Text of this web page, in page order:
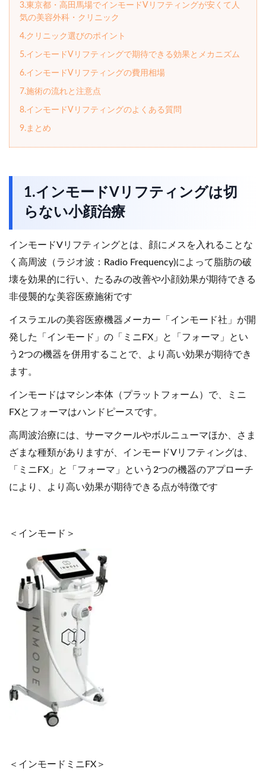
3.東京都・高田馬場でインモードVリフティングが安くて人
気の美容外科・クリニック
4.クリニック選びのポイント
5.インモードVリフティングで期待できる効果とメカニズム
6.インモードVリフティングの費用相場
7.施術の流れと注意点
8.インモードVリフティングのよくある質問
9.まとめ
1.インモードVリフティングは切
らない小顔治療
インモードVリフティングとは、顔にメスを入れることな
く高周波（ラジオ波：Radio Frequency)によって脂肪の破
壊を効果的に行い、たるみの改善や小顔効果が期待できる
非侵襲的な美容医療施術です
イスラエルの美容医療機器メーカー「インモード社」が開
発した「インモード」の「ミニFX」と「フォーマ」とい
う2つの機器を併用することで、より高い効果が期待でき
ます。
インモードはマシン本体（プラットフォーム）で、ミニ
FXとフォーマはハンドピースです。
高周波治療には、サーマクールやボルニューマほか、さま
ざまな種類がありますが、インモードVリフティングは、
「ミニFX」と「フォーマ」という2つの機器のアプローチ
により、より高い効果が期待できる点が特徴です
＜インモード＞
＜インモードミニFX＞